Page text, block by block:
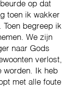
op dat
toen ik wakker
begreep ik
We zijn
naar Gods
verlost,
worden. Ik heb
met alle foute